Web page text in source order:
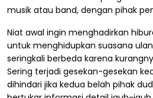
musik atau band, dengan pihak
Niat awal ingin menghadirkan
untuk menghidupkan suasana
seringkali berbeda karena
Sering terjadi gesekan-gesekan
dihindari jika kedua belah pihak